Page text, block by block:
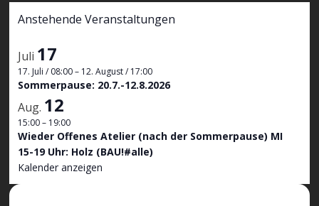
Anstehende Veranstaltungen
Juli 17
17. Juli / 08:00– 12. August / 17:00
Sommerpause: 20.7.-12.8.2026
Aug. 12
15:00– 19:00
Wieder Offenes Atelier (nach der Sommerpause) MI
15-19 Uhr: Holz (BAU!#alle)
Kalender anzeigen